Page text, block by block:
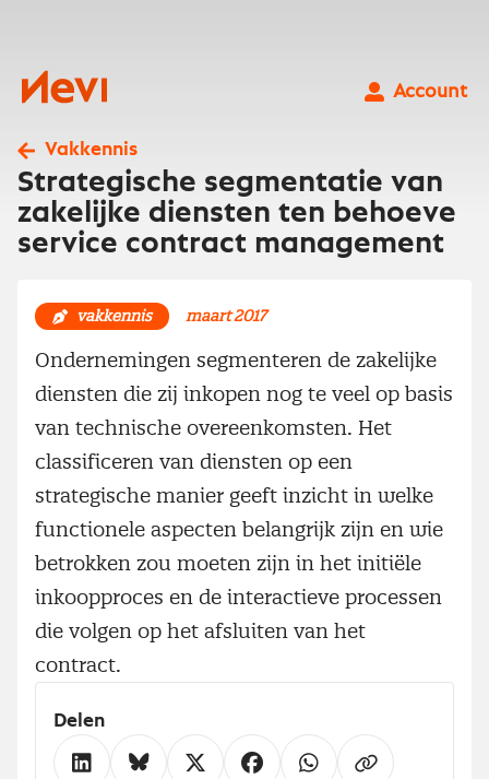
Nevi
Account
Vakkennis
Strategische segmentatie van
zakelijke diensten ten behoeve
service contract management
vakkennis maart 2017
Ondernemingen segmenteren de zakelijke
diensten die zij inkopen nog te veel op basis
van technische overeenkomsten. Het
classificeren van diensten op een
strategische manier geeft inzicht in welke
functionele aspecten belangrijk zijn en wie
betrokken zou moeten zijn in het initiële
inkoopproces en de interactieve processen
die volgen op het afsluiten van het
contract.
Delen